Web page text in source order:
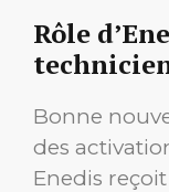
Rôle
Bonne
des
Enedis